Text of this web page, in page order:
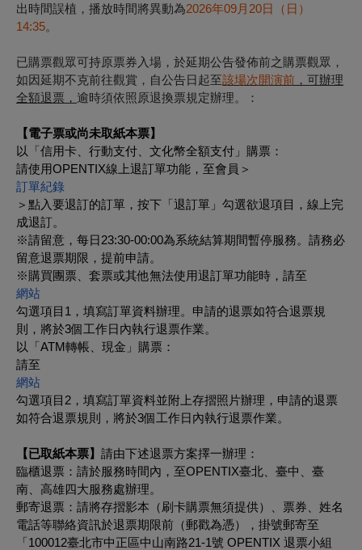
出時間誤植，播放時間將異動為2026年09月20日（日）
14:35。
已購票觀眾可持原票券入場，於延期公告發佈前之購票觀眾，
如因延期不克前往觀賞，自公告日起至該場次開演前 ，可辦理
全額退票， 逾時須依照原退換票規定辦理。：
【電子票或尚未取紙本票】
以「信用卡、行動支付、文化幣全額支付」購票：
請使用OPENTIX線上退訂單功能，至會員＞
訂單紀錄
＞點入要退訂的訂單，按下「退訂單」勾選欲退項目，線上完
成退訂。
※請留意，每日23:30-00:00為系統結算期間暫停服務。請務必
留意退票期限，提前申請。
※購買團票、套票或其他無法使用退訂單功能時，請至
網站
勾選項目1，填寫訂單資料辦理。申請的退票如符合退票規
則，將於3個工作日內執行退票作業。
以「ATM轉帳、現金」購票：
請至
網站
勾選項目2，填寫訂單資料並附上存摺照片辦理，申請的退票
如符合退票規則，將於3個工作日內執行退票作業。
【已取紙本票】 請由下述退票方案擇一辦理：
臨櫃退票 ：請於服務時間內，至OPENTIX臺北、臺中、臺
南、高雄四大服務處辦理。
郵寄退票 ：請將存摺影本（刷卡購票無須提供）、票券、姓名
電話等聯絡資訊於退票期限前（郵戳為憑），掛號郵寄至
「100012臺北市中正區中山南路21-1號 OPENTIX 退票小組